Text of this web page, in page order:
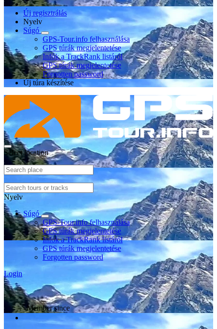
Új regisztrálás
Nyelv
Súgó
GPS-Tour.info felhasználása
GPS túrák megjelentetése
Infók a TrackRank listáról
GPS túrák megjelentetése
Forgotten password
Új túra készítése
Select location
Nyelv
Súgó
GPS-Tour.info felhasználása
GPS túrák megjelentetése
Infók a TrackRank listáról
GPS túrák megjelentetése
Forgotten password
Login
Member since